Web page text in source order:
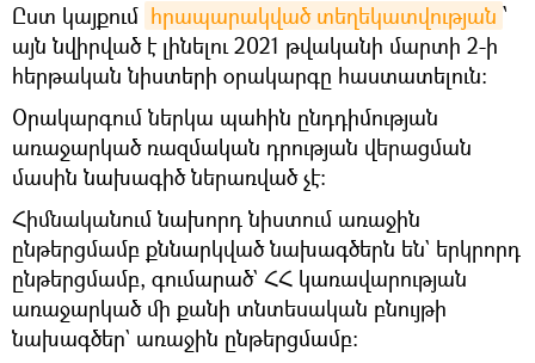
Ըստ կայքում հրապարակված տեղեկատվության ՝
այն նվիրված է լինելու 2021 թվականի մարտի 2-ի
հերթական նիստերի օրակարգը հաստատելուն։
Օրակարգում ներկա պահին ընդդիմության
առաջարկած ռազմական դրության վերացման
մասին նախագիծ ներառված չէ։
Հիմնականում նախորդ նիստում առաջին
ընթերցմամբ քննարկված նախագծերն են` երկրորդ
ընթերցմամբ, գումարած` ՀՀ կառավարության
առաջարկած մի քանի տնտեսական բնույթի
նախագծեր` առաջին ընթերցմամբ։